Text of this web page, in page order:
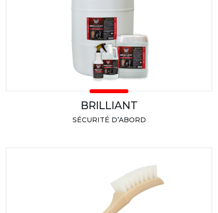
BRILLIANT
SÉCURITÉ D’ABORD